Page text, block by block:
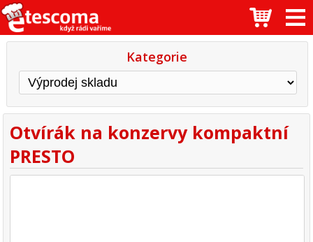
Kategorie
Otvírák na konzervy kompaktní
PRESTO